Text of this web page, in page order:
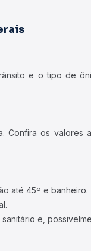
e o tipo de
os valores
até 45º e banheiro.
e,